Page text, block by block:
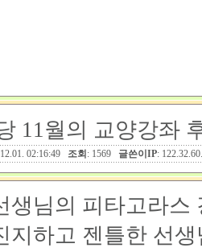
11월의 교양강좌
02:16:49 조회 : 1569 글쓴이IP:
생님의 피타고라스
지하고 젠틀한 선